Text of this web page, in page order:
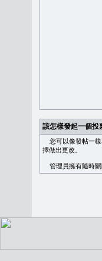
該怎樣發起一個投
您可以像發帖一樣
擇做出更改。
管理員擁有隨時關